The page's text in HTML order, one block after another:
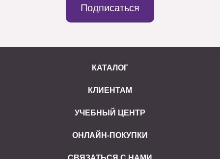
Подписаться
КАТАЛОГ
КЛИЕНТАМ
УЧЕБНЫЙ ЦЕНТР
ОНЛАЙН-ПОКУПКИ